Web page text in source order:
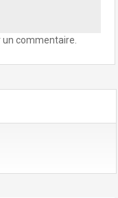
un commentaire.